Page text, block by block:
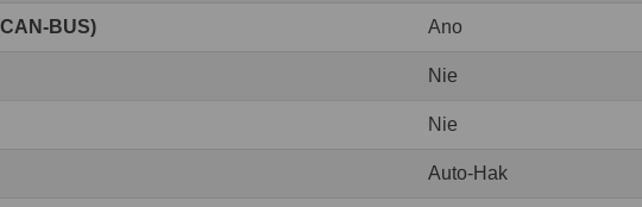
BUS) Ano
Nie
Nie
Auto-Hak